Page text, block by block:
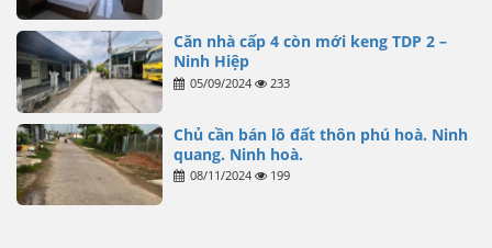
Căn nhà cấp 4 còn mới keng TDP 2 –
Ninh Hiệp
05/09/2024 233
Chủ cần bán lô đất thôn phú hoà. Ninh
quang. Ninh hoà.
08/11/2024 199